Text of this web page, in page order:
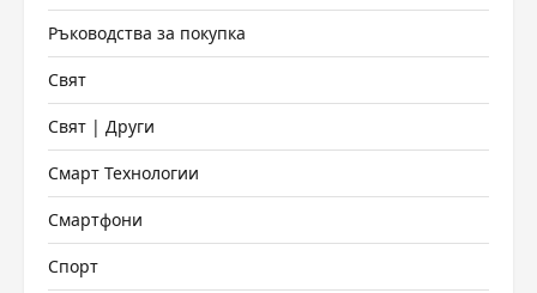
Ръководства за покупка
Свят
Свят | Други
Смарт Технологии
Смартфони
Спорт